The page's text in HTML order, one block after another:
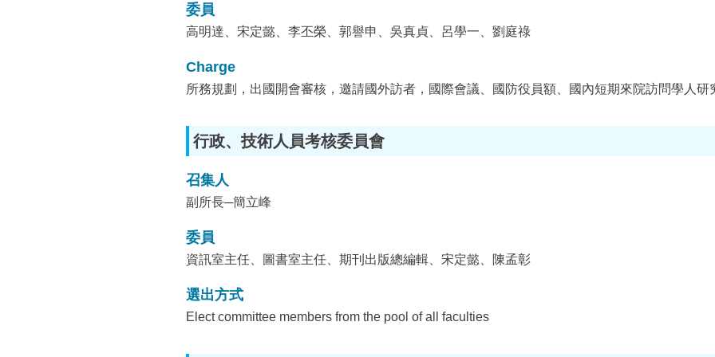
委員
高明達、宋定懿、李丕榮、郭譽申、吳真貞、呂學一、劉庭祿
Charge
所務規劃，出國開會審核，邀請國外訪者，國際會議、國防役員額、國內短期來院訪問學人研
行政、技術人員考核委員會
召集人
副所長─簡立峰
委員
資訊室主任、圖書室主任、期刊出版總編輯、宋定懿、陳孟彰
選出方式
Elect committee members from the pool of all faculties